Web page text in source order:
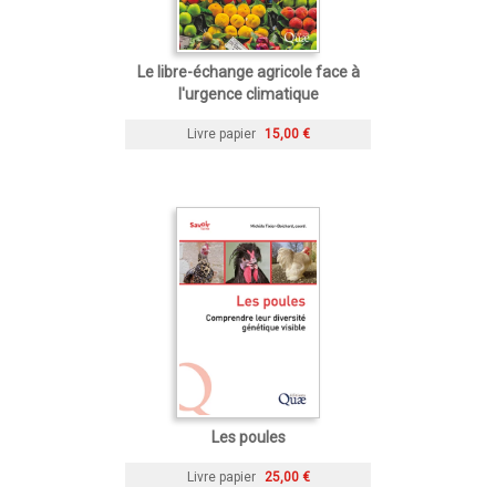
Le libre-échange agricole face à
l'urgence climatique
Livre papier 15,00 €
Les poules
Livre papier 25,00 €